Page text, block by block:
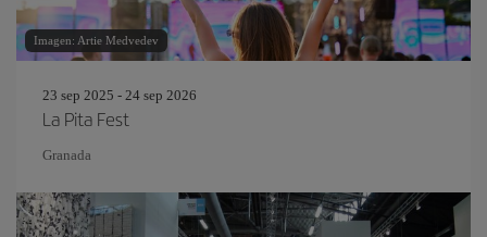
Imagen: Artie Medvedev
23 sep 2025 - 24 sep 2026
La Pita Fest
Granada